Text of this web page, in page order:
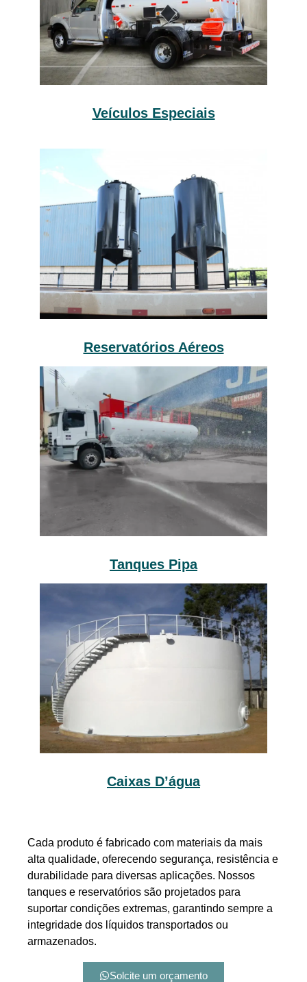
Veículos Especiais
Reservatórios Aéreos
Tanques Pipa
Caixas D’água
Cada produto é fabricado com materiais da mais
alta qualidade, oferecendo segurança, resistência e
durabilidade para diversas aplicações. Nossos
tanques e reservatórios são projetados para
suportar condições extremas, garantindo sempre a
integridade dos líquidos transportados ou
armazenados.
Solcite um orçamento